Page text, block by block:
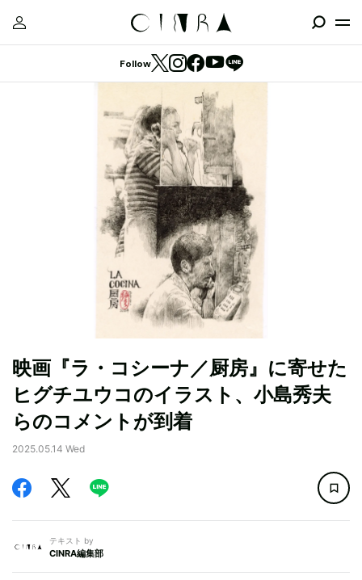
Follow
映画『ラ・コシーナ／厨房』に寄せた
ヒグチユウコのイラスト、小島秀夫
らのコメントが到着
2025.05.14 Wed
テキスト by
CINRA編集部